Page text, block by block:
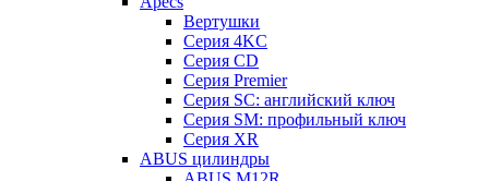
Вертушки
Серия 4KC
Серия CD
Серия Premier
Серия SC: английский ключ
Серия SM: профильный ключ
Серия XR
ABUS цилиндры